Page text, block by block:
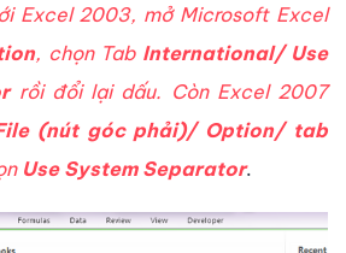
Excel 2003, mở Microsoft Excel
, chọn Tab International/ Use
rồi đổi lại dấu. Còn Excel 2007
(nút góc phải)/ Option/ tab
Use System Separator.